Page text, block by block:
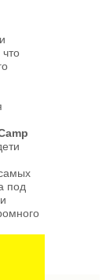
что
под